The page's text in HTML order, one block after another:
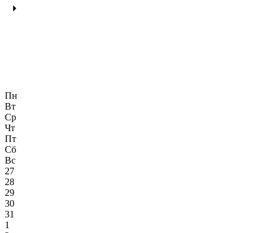
Пн
Вт
Ср
Чт
Пт
Сб
Вс
27
28
29
30
31
1